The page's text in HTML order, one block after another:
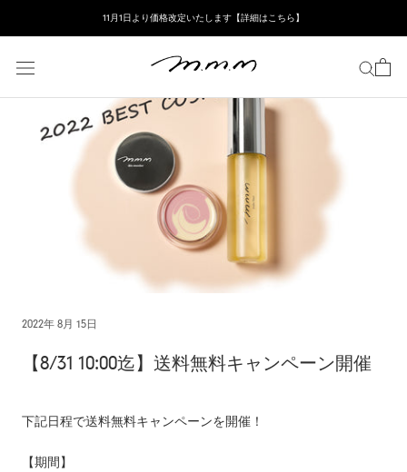
し
11月1日より価格改定いたします【詳細はこちら】
2022年 8月 15日
【8/31 10:00迄】送料無料キャンペーン開催
下記日程で送料無料キャンペーンを開催！
【期間】